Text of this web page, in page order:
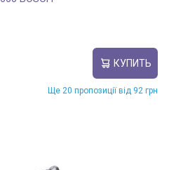
КУПИТЬ
Ще 20 пропозиції від 92 грн